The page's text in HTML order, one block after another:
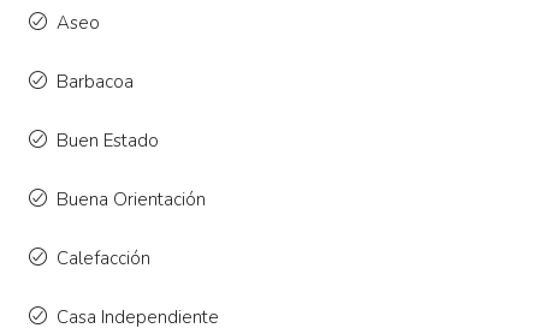
Aseo
Barbacoa
Buen Estado
Buena Orientación
Calefacción
Casa Independiente